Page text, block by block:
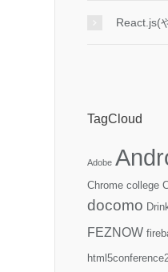
React.js(
TagCloud
Adobe
Chrome college
docomo
FEZNOW